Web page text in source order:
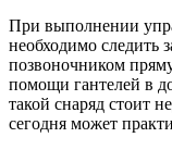
При выполнении
необходимо следить
позвоночником
помощи гантелей в
такой снаряд стоит
сегодня может